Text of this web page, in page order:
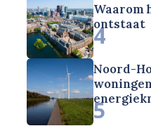
Waarom
ontstaat
4
Noord-
5